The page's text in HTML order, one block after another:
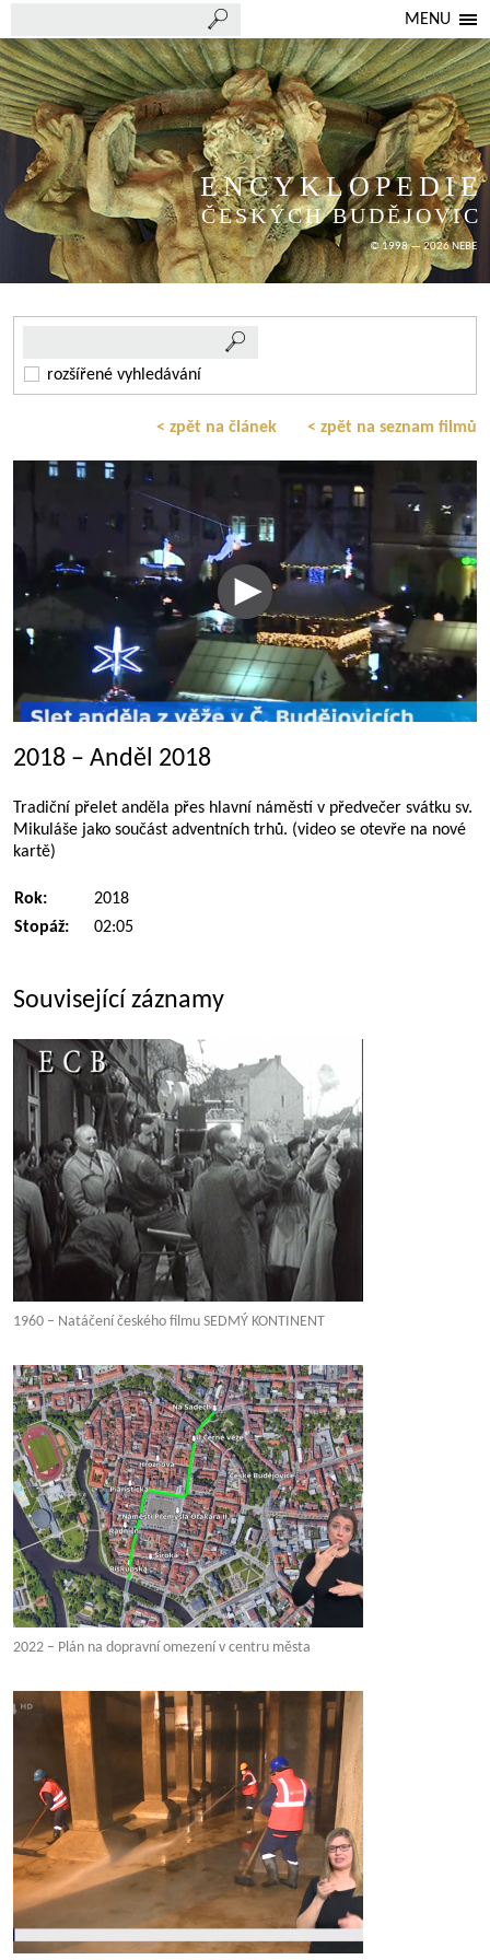
MENU
ENCYKLOPEDIE
ČESKÝCH BUDĚJOVIC
© 1998 — 2026 NEBE
rozšířené vyhledávání
< zpět na článek < zpět na seznam filmů
2018 – Anděl 2018
Tradiční přelet anděla přes hlavní náměstí v předvečer svátku sv.
Mikuláše jako součást adventních trhů. (video se otevře na nové
kartě)
Rok:
2018
Stopáž:
02:05
Související záznamy
1960 – Natáčení českého filmu SEDMÝ KONTINENT
2022 – Plán na dopravní omezení v centru města